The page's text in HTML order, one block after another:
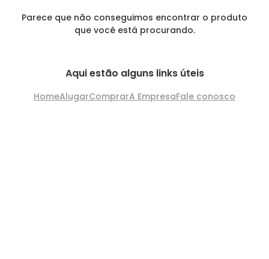
Parece que não conseguimos encontrar o produto
que você está procurando.
Aqui estão alguns links úteis
HomeAlugarComprarA EmpresaFale conosco